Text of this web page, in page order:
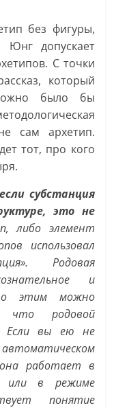
без фигуры,
Юнг допускает
С точки
который
было бы
сам архетип.
тот, про кого
субстанция
это не
либо элемент
использовал
Родовая
и
этим можно
что родовой
Если вы ею не
работает в
или в режиме
понятие